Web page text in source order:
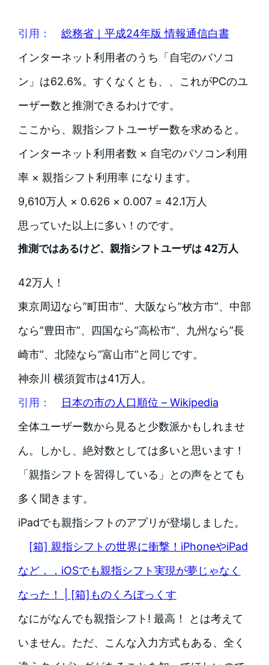
引用： 総務省｜平成24年版 情報通信白書
インターネット利用者のうち「自宅のバソコ
ン」は62.6%。すくなくとも、、これがPCのユ
ーザー数と推測できるわけです。
ここから、親指シフトユーザー数を求めると。
インターネット利用者数 × 自宅のパソコン利用
率 × 親指シフト利用率 になります。
9,610万人 × 0.626 × 0.007 = 42.1万人
思っていた以上に多い！のです。
推測ではあるけど、親指シフトユーザは 42万人
42万人！
東京周辺なら”町田市”、大阪なら”枚方市”、中部
なら”豊田市”、四国なら”高松市”、九州なら”長
崎市”、北陸なら”富山市”と同じです。
神奈川 横須賀市は41万人。
引用：
日本の市の人口順位 – Wikipedia
全体ユーザー数から見ると少数派かもしれませ
ん。しかし、絶対数としては多いと思います！
「親指シフトを習得している」との声をとても
多く聞きます。
iPadでも親指シフトのアプリが登場しました。
[箱] 親指シフトの世界に衝撃！iPhoneやiPad
など．．iOSでも親指シフト実現が夢じゃなく
なった！ | [箱]ものくろぼっくす
なにがなんでも親指シフト! 最高！ とは考えて
いません。ただ、こんな入力方式もある、全く